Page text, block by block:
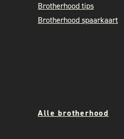
Brotherhood tips
Brotherhood spaarkaart
Alle brotherhood